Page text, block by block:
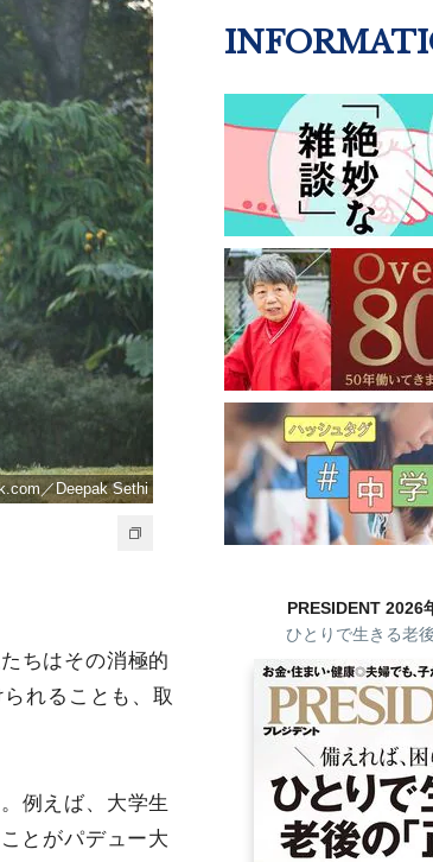
／Deepak Sethi
ちはその消極的
れることも、取
例えば、大学生
とがパデュー大
PRESIDENT 2026
ひとりで生きる老